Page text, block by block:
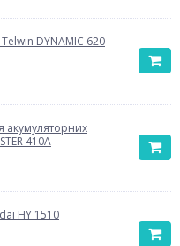
DYNAMIC 620
акумуляторних
410A
HY 1510